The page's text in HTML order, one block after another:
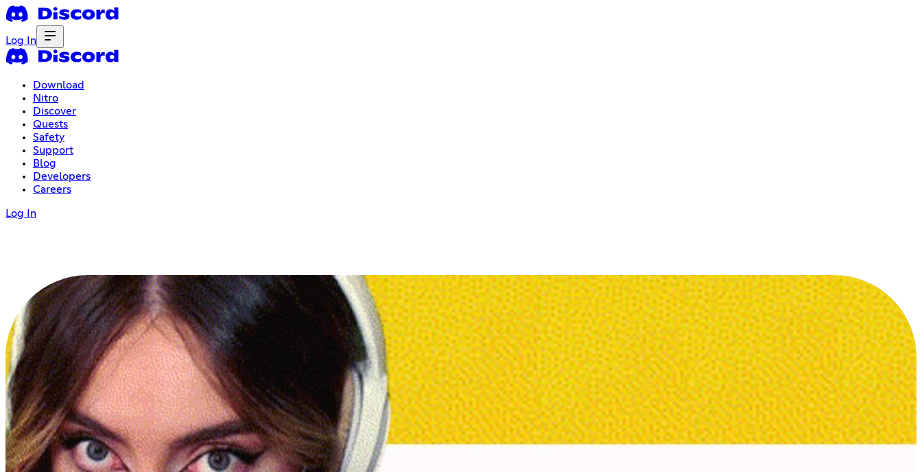
Log In
Download
Nitro
Discover
Quests
Safety
Support
Blog
Developers
Careers
Log In